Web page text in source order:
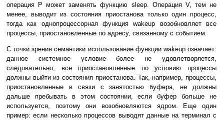
операция P может заменять функцию sleep. Операция V, тем не
менее, выводит из состояния приостанова только один процесс,
тогда как однопроцессорная функция wakeup возобновляет все
процессы, приостановленные по адресу, связанному с событием.
С точки зрения семантики использование функции wakeup означает:
данное системное условие более не удовлетворяется,
следовательно, все приостановленные по условию процессы
должны выйти из состояния приостанова. Так, например, процессы,
приостановленные в связи с занятостью буфера, не должны
дальше пребывать в этом состоянии, если буфер больше не
используется, поэтому они возобновляются ядром. Еще один
пример: если несколько процессов выводят данные на терминал с